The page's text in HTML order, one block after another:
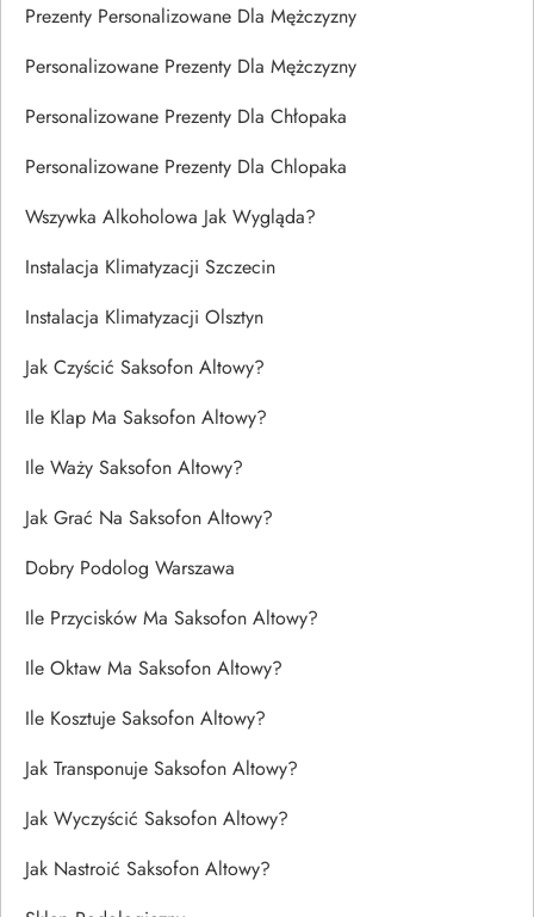
Prezenty Personalizowane Dla Mężczyzny
Personalizowane Prezenty Dla Mężczyzny
Personalizowane Prezenty Dla Chłopaka
Personalizowane Prezenty Dla Chlopaka
Wszywka Alkoholowa Jak Wygląda?
Instalacja Klimatyzacji Szczecin
Instalacja Klimatyzacji Olsztyn
Jak Czyścić Saksofon Altowy?
Ile Klap Ma Saksofon Altowy?
Ile Waży Saksofon Altowy?
Jak Grać Na Saksofon Altowy?
Dobry Podolog Warszawa
Ile Przycisków Ma Saksofon Altowy?
Ile Oktaw Ma Saksofon Altowy?
Ile Kosztuje Saksofon Altowy?
Jak Transponuje Saksofon Altowy?
Jak Wyczyścić Saksofon Altowy?
Jak Nastroić Saksofon Altowy?